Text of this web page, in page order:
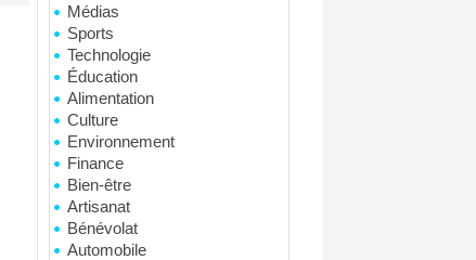
Médias
Sports
Technologie
Éducation
Alimentation
Culture
Environnement
Finance
Bien-être
Artisanat
Bénévolat
Automobile